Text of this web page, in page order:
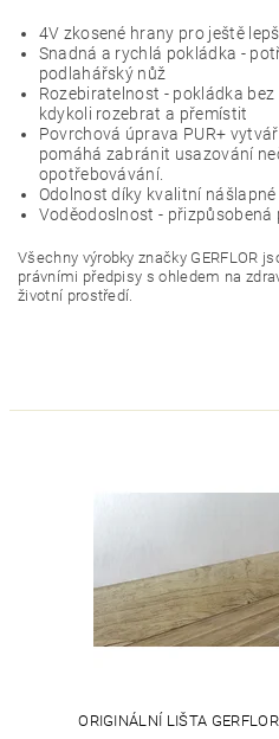
4V zkosené hrany pro ještě
Snadná a rychlá pokládka -
podlahářský nůž
Rozebiratelnost - pokládka
kdykoli rozebrat a přemístit
Povrchová úprava PUR+
pomáhá zabránit usazování
opotřebovávání.
Odolnost díky kvalitní
Voděodoslnost - přizpůsobená
Všechny výrobky značky GERFLOR
právními předpisy s ohledem na
životní prostředí.
ORIGINÁLNÍ LIŠTA